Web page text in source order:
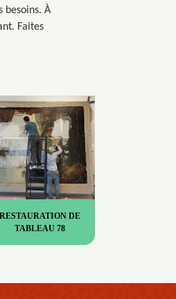
besoins. À
Faites
RESTAURATION DE
TABLEAU 78